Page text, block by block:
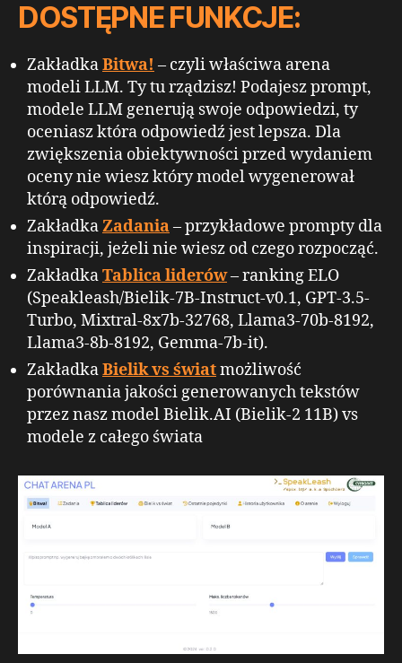
DOSTĘPNE FUNKCJE:
ZakładkaBitwa! – czyli właściwa arena
modeli LLM. Ty tu rządzisz! Podajesz prompt,
modele LLM generują swoje odpowiedzi, ty
oceniasz która odpowiedź jest lepsza. Dla
zwiększenia obiektywności przed wydaniem
oceny nie wiesz który model wygenerował
którą odpowiedź.
ZakładkaZadania– przykładowe prompty dla
inspiracji, jeżeli nie wiesz od czego rozpocząć.
ZakładkaTablica liderów– ranking ELO
(Speakleash/Bielik-7B-Instruct-v0.1, GPT-3.5-
Turbo, Mixtral-8x7b-32768, Llama3-70b-8192,
Llama3-8b-8192, Gemma-7b-it).
ZakładkaBielik vs światmożliwość
porównania jakości generowanych tekstów
przez nasz model Bielik.AI (Bielik-2 11B) vs
modele z całego świata